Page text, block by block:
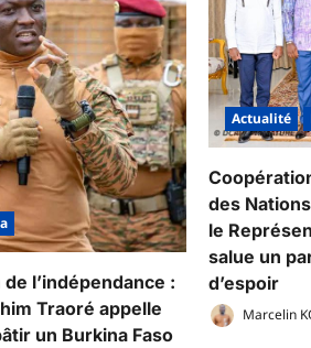
l’indépendance :
Traoré appelle
un Burkina Faso
Actualité
des
le
salue un
d’espoir
Marcelin